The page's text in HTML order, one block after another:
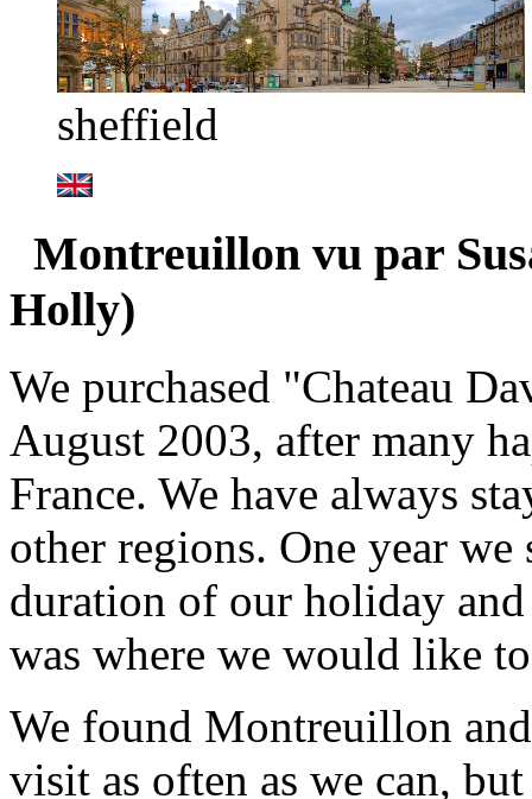
sheffield
Montreuillon vu par
Holly)
We purchased "Chateau
August 2003, after many
France. We have always
other regions. One year
duration of our holiday
was where we would like
We found Montreuillon
visit as often as we can,